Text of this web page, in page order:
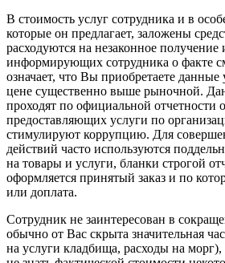
В стоимость услуг сотрудника и в
которые он предлагает, заложены
расходуются на незаконное
информирующих сотрудника о факте
означает, что Вы приобретаете
цене существенно выше рыночной.
проходят по официальной отчетности
предоставляющих услуги по
стимулируют коррупцию. Для
действий часто используются
на товары и услуги, бланки строгой
оформляется принятый заказ и по
или доплата.
Сотрудник не заинтересован в
обычно от Вас скрыта значительная
на услуги кладбища, расходы на